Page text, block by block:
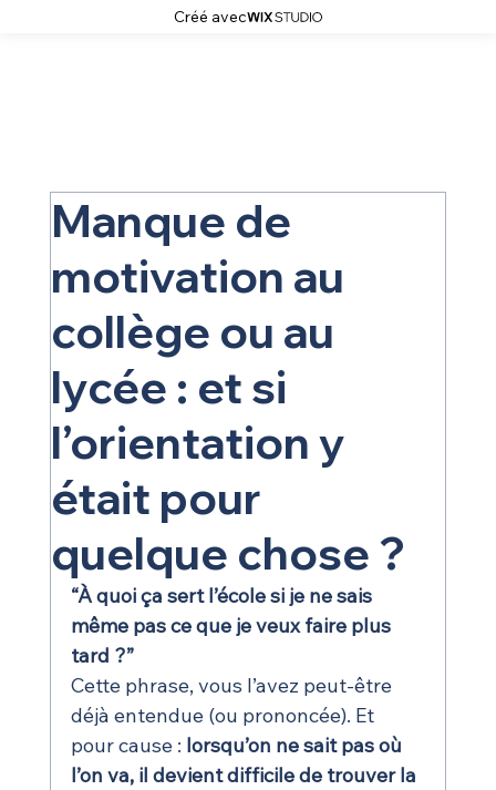
Créé avec
Manque de
motivation au
collège ou au
lycée : et si
l’orientation y
était pour
quelque chose ?
“À quoi ça sert l’école si je ne sais
même pas ce que je veux faire plus
tard ?”
Cette phrase, vous l’avez peut-être
déjà entendue (ou prononcée). Et
pour cause : lorsqu’on ne sait pas où
l’on va, il devient difficile de trouver la